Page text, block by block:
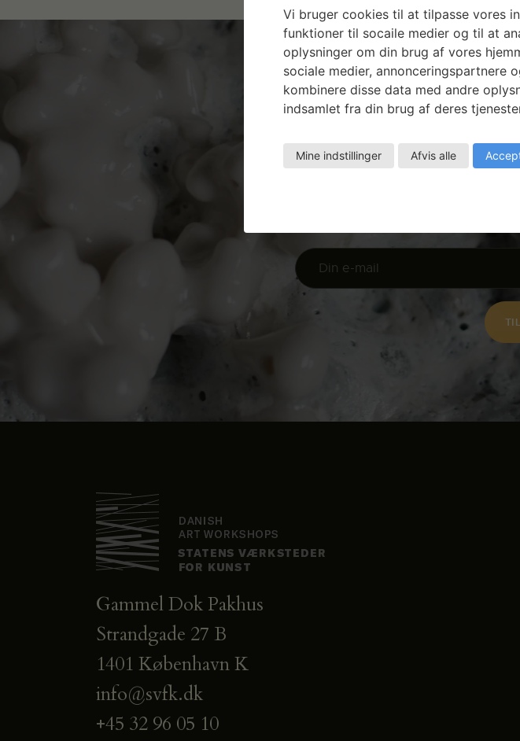
Gammel Dok Pakhus
Strandgade 27 B
1401 København K
info@svfk.dk
+45 32 96 05 10
Vi bruger cookies til at tilpasse vores
funktioner til socaile medier og til at
oplysninger om din brug af vores
sociale medier, annonceringspartnere
kombinere disse data med andre
indsamlet fra din brug af deres
Mine indstillinger Afvis alle